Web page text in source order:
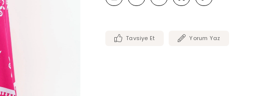
Tavsiye Et Yorum Yaz